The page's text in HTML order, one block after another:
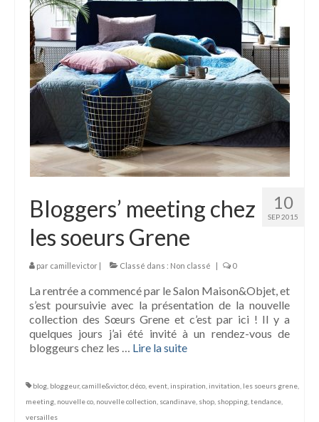
10
SEP 2015
Bloggers’ meeting chez
les soeurs Grene
par camillevictor | Classé dans : Non classé | 0
La rentrée a commencé par le Salon Maison&Objet, et
s’est poursuivie avec la présentation de la nouvelle
collection des Sœurs Grene et c’est par ici ! Il y a
quelques jours j’ai été invité à un rendez-vous de
bloggeurs chez les … Lire la suite­­
blog bloggeur, camille&victor, déco event inspiration invitation les soeurs grene
meeting nouvelle co nouvelle collection scandinave shop shopping tendance
versailles